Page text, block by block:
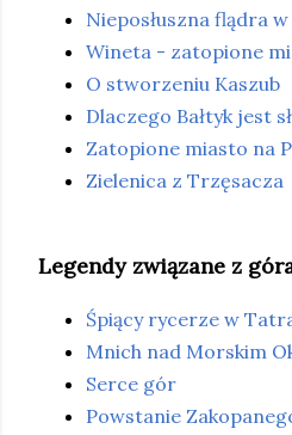
Nieposłuszna flądra w
Wineta - zatopione
O stworzeniu Kaszub
Dlaczego Bałtyk jest
Zatopione miasto na
Zielenica z Trzęsacza
Legendy związane z
Śpiący rycerze w
Mnich nad Morskim
Serce gór
Powstanie